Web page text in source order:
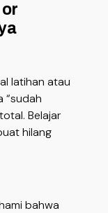
latihan atau
“sudah
Belajar
hilang
bahwa